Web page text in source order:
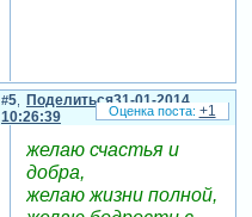
Поделиться
5
31-01-2014
10:26:39
желаю счастья и
добра,
желаю жизни полной,
+1